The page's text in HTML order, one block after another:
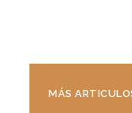
MÁS